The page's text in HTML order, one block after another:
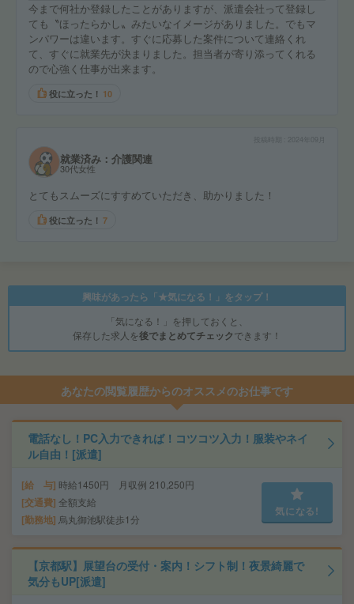
今まで何社か登録したことがありますが、派遣会社って登録し
ても〝ほったらかし〟みたいなイメージがありました。でもマ
ンパワーは違います。すぐに応募した案件について連絡くれ
て、すぐに就業先が決まりました。担当者が寄り添ってくれる
ので心強く仕事が出来ます。
役に立った！ 10
2024年09月
就業済み：介護関連
30代女性
とてもスムーズにすすめていただき、助かりました！
役に立った！ 7
興味があったら「★気になる！」をタップ！
「気になる！」を押しておくと、
保存した求人を後でまとめてチェックできます！
あなたの閲覧履歴からのオススメのお仕事です
電話なし！PC入力できれば！コツコツ入力！服装やネイ
ル自由！[派遣]
給 与 時給1450円 月収例 210,250円
交通費 全額支給
勤務地 烏丸御池駅徒歩1分
気になる!
【京都駅】展望台の受付・案内！シフト制！夜景綺麗で
気分もUP[派遣]